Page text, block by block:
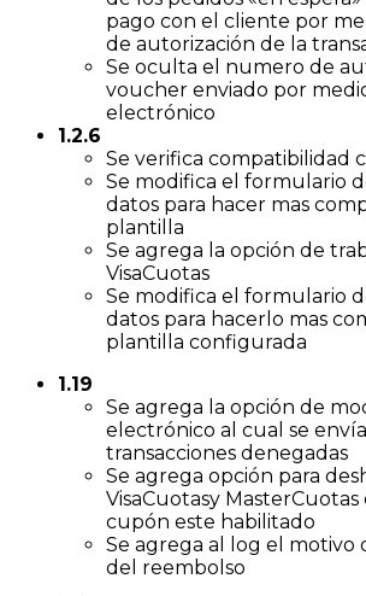
pago con el cliente por
de autorización de la
Se oculta el numero de
voucher enviado por
electrónico
1.2.6
Se verifica compatibilidad
Se modifica el formulario
datos para hacer mas
plantilla
Se agrega la opción de
VisaCuotas
Se modifica el formulario
datos para hacerlo mas
plantilla configurada
1.19
Se agrega la opción de
electrónico al cual se
transacciones denegadas
Se agrega opción para
VisaCuotasy
cupón este habilitado
Se agrega al log el motivo
del reembolso